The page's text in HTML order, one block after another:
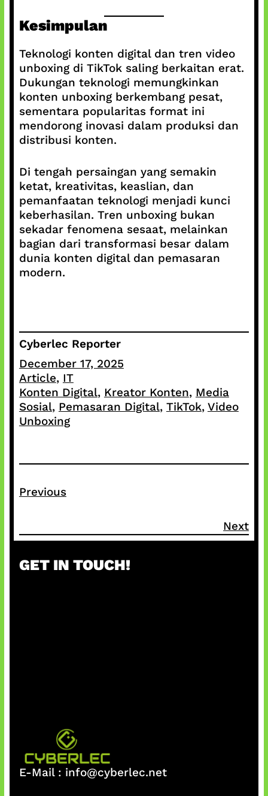
Kesimpulan
Teknologi konten digital dan tren video
unboxing di TikTok saling berkaitan erat.
Dukungan teknologi memungkinkan
konten unboxing berkembang pesat,
sementara popularitas format ini
mendorong inovasi dalam produksi dan
distribusi konten.
Di tengah persaingan yang semakin
ketat, kreativitas, keaslian, dan
pemanfaatan teknologi menjadi kunci
keberhasilan. Tren unboxing bukan
sekadar fenomena sesaat, melainkan
bagian dari transformasi besar dalam
dunia konten digital dan pemasaran
modern.
Cyberlec Reporter
December 17, 2025
Article, IT
Konten Digital, Kreator Konten, Media
Sosial, Pemasaran Digital, TikTok, Video
Unboxing
Previous
Next
GET IN TOUCH!
E-Mail : info@cyberlec.net